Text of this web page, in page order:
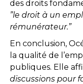
des droits
”le droit à un
rémunérateur.”
En conclusion,
la qualité de
publiques. Elle
discussions pour